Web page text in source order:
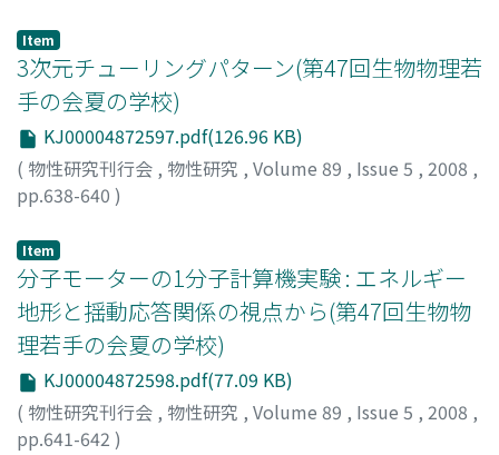
Item
3次元チューリングパターン(第47回生物物理若
手の会夏の学校)
KJ00004872597.pdf(126.96 KB)
( 物性研究刊行会 , 物性研究 , Volume 89 , Issue 5 , 2008 ,
pp.638-640 )
Item
分子モーターの1分子計算機実験 : エネルギー
地形と揺動応答関係の視点から(第47回生物物
理若手の会夏の学校)
KJ00004872598.pdf(77.09 KB)
( 物性研究刊行会 , 物性研究 , Volume 89 , Issue 5 , 2008 ,
pp.641-642 )